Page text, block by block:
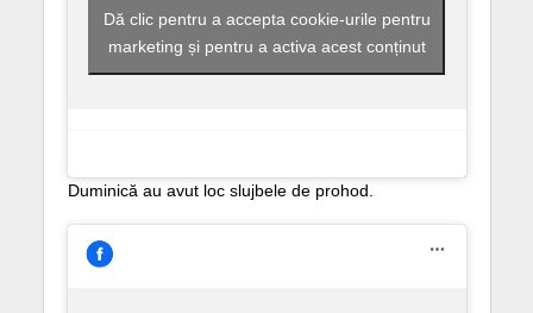
Dă clic pentru a accepta cookie-urile pentru
marketing și pentru a activa acest conținut
Duminică au avut loc slujbele de prohod.